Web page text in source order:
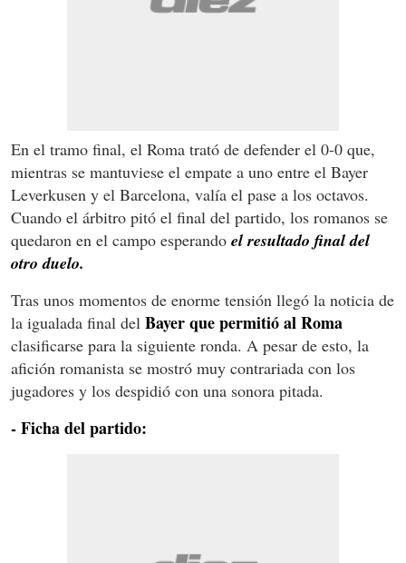
En el tramo final, el Roma trató de defender el 0-0 que,
mientras se mantuviese el empate a uno entre el Bayer
Leverkusen y el Barcelona, valía el pase a los octavos.
Cuando el árbitro pitó el final del partido, los romanos se
quedaron en el campo esperando el resultado final del
otro duelo.
Tras unos momentos de enorme tensión llegó la noticia de
la igualada final del Bayer que permitió al Roma
clasificarse para la siguiente ronda. A pesar de esto, la
afición romanista se mostró muy contrariada con los
jugadores y los despidió con una sonora pitada.
- Ficha del partido: